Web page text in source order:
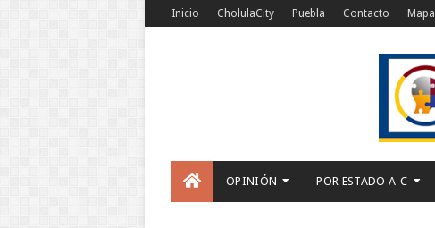
Inicio CholulaCity Puebla Contacto Mapa
OPINIÓN POR ESTADO A-C